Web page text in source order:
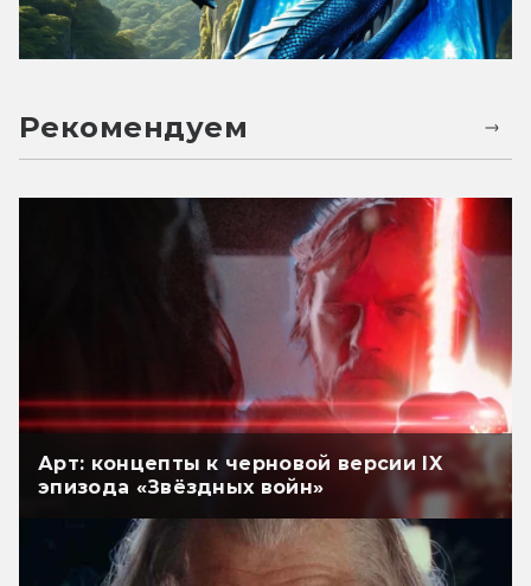
Рекомендуем
Арт: концепты к черновой версии IX
эпизода «Звёздных войн»